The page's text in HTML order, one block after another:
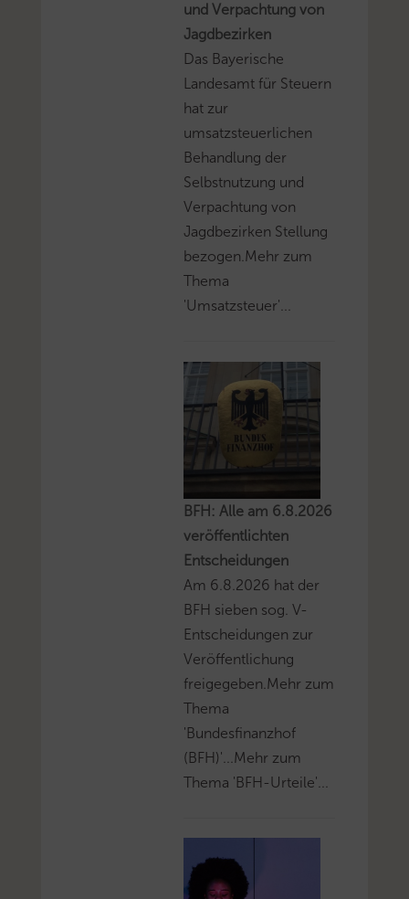
und Verpachtung von
Jagdbezirken
Das Bayerische
Landesamt für Steuern
hat zur
umsatzsteuerlichen
Behandlung der
Selbstnutzung und
Verpachtung von
Jagdbezirken Stellung
bezogen.Mehr zum
Thema
'Umsatzsteuer'...
BFH: Alle am 6.8.2026
veröffentlichten
Entscheidungen
Am 6.8.2026 hat der
BFH sieben sog. V-
Entscheidungen zur
Veröffentlichung
freigegeben.Mehr zum
Thema
'Bundesfinanzhof
(BFH)'...Mehr zum
Thema 'BFH-Urteile'...